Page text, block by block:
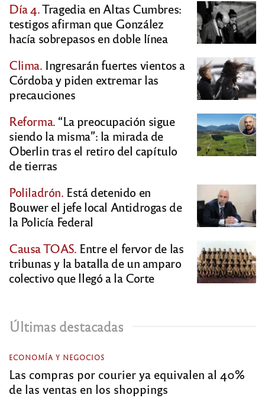
Día 4.Tragedia en Altas Cumbres:
testigos afirman que González
hacía sobrepasos en doble línea
Clima. Ingresarán fuertes vientos a
Córdoba y piden extremar las
precauciones
Reforma. “La preocupación sigue
siendo la misma”: la mirada de
Oberlin tras el retiro del capítulo
de tierras
Poliladrón. Está detenido en
Bouwer el jefe local Antidrogas de
la Policía Federal
Causa TOAS. Entre el fervor de las
tribunas y la batalla de un amparo
colectivo que llegó a la Corte
Últimas destacadas
ECONOMÍA Y NEGOCIOS
Las compras por courier ya equivalen al 40%
de las ventas en los shoppings